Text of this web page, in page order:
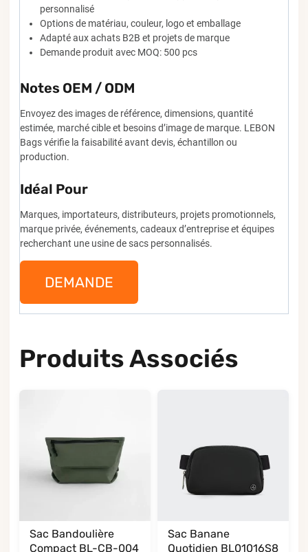
personnalisé
Options de matériau, couleur, logo et emballage
Adapté aux achats B2B et projets de marque
Demande produit avec MOQ: 500 pcs
Notes OEM / ODM
Envoyez des images de référence, dimensions, quantité
estimée, marché cible et besoins d’image de marque. LEBON
Bags vérifie la faisabilité avant devis, échantillon ou
production.
Idéal Pour
Marques, importateurs, distributeurs, projets promotionnels,
marque privée, événements, cadeaux d’entreprise et équipes
recherchant une usine de sacs personnalisés.
DEMANDE
Produits Associés
Sac Bandoulière
Compact BL-CB-004
Sac Banane
Quotidien BL01016S8